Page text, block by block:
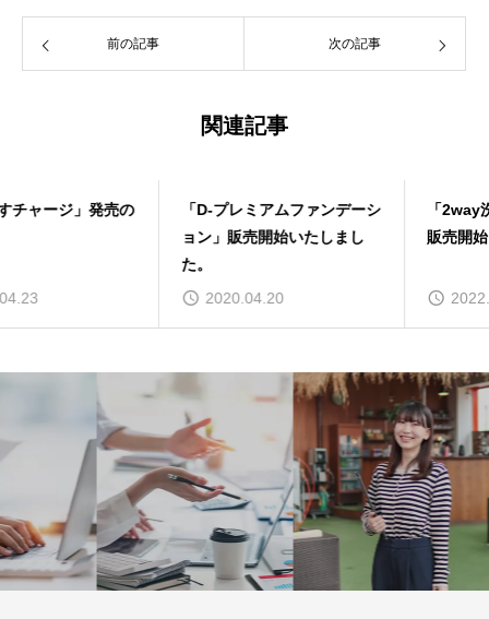
前の記事 次の記事
関連記事
「D-プレミアムファンデーシ
ョン」販売開始いたしまし
「2way洗顔くるりんパフ」
販売開始いたしました。